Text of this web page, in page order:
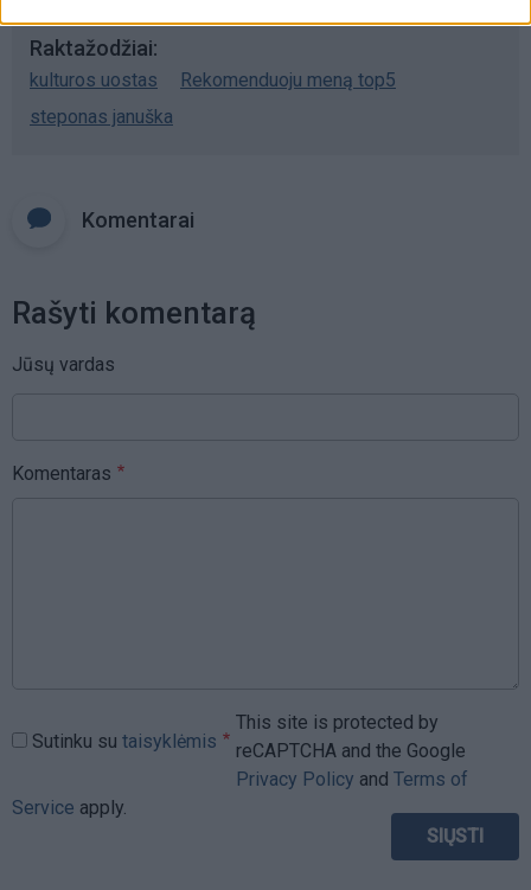
Raktažodžiai
kulturos uostas
Rekomenduoju meną top5
steponas januška
Komentarai
Rašyti komentarą
Jūsų vardas
Komentaras
Sutinku su taisyklėmis
This site is protected by
reCAPTCHA and the Google
Privacy Policy and Terms of
Service apply.